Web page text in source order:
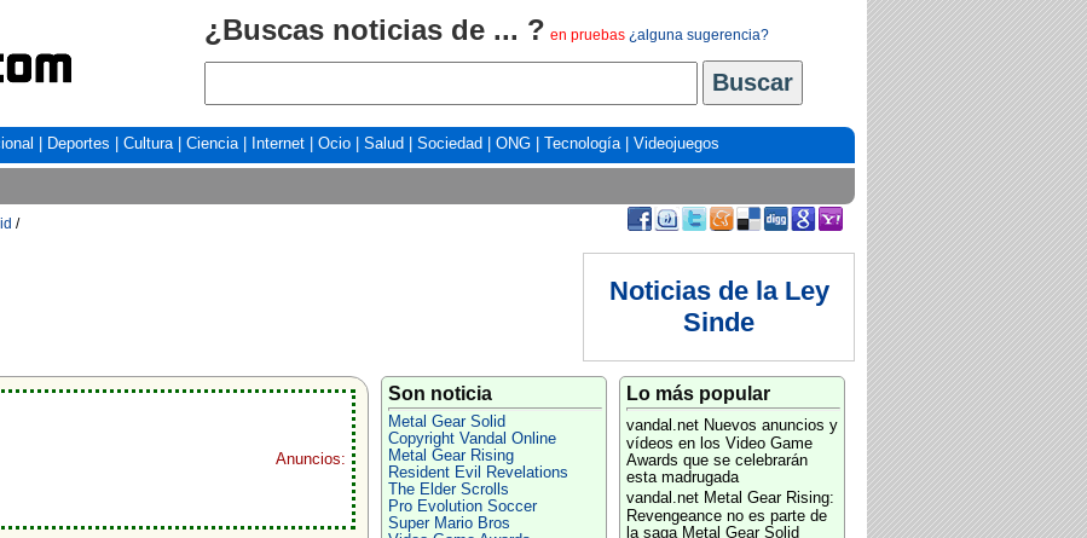
¿Buscas noticias de ... ? en pruebas ¿alguna sugerencia?
Deportes Cultura| Ciencia| Internet Ocio Salud Sociedad ONG Tecnología| Videojuegos
/
Noticias de la Ley
Sinde
Anuncios:
Son noticia
Metal Gear Solid
Copyright Vandal Online
Metal Gear Rising
Resident Evil Revelations
The Elder Scrolls
Pro Evolution Soccer
Super Mario Bros
Lo más popular
vandal.net Nuevos anuncios y
vídeos en los Video Game
Awards que se celebrarán
esta madrugada
vandal.net Metal Gear Rising:
Revengeance no es parte de
la saga Metal Gear Solid